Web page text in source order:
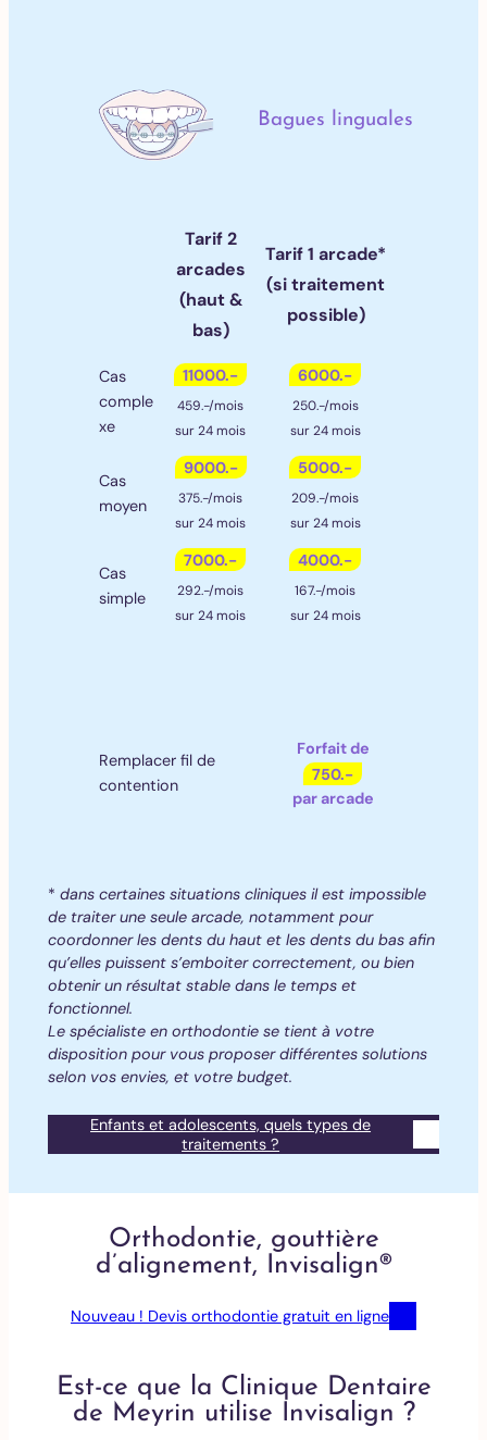
Bagues linguales
Tarif 2
arcades
(haut &
bas)
Tarif 1 arcade*
(si traitement
possible)
Cas
comple
xe
11000.-
459.-/mois
sur 24 mois
6000.-
250.-/mois
sur 24 mois
Cas
moyen
9000.-
375.-/mois
sur 24 mois
5000.-
209.-/mois
sur 24 mois
Cas
simple
7000.-
292.-/mois
sur 24 mois
4000.-
167.-/mois
sur 24 mois
Remplacer fil de
contention
Forfait de
750.-
par arcade
* dans certaines situations cliniques il est impossible
de traiter une seule arcade, notamment pour
coordonner les dents du haut et les dents du bas afin
qu’elles puissent s’emboiter correctement, ou bien
obtenir un résultat stable dans le temps et
fonctionnel.
Le spécialiste en orthodontie se tient à votre
disposition pour vous proposer différentes solutions
selon vos envies, et votre budget.
Enfants et adolescents, quels types de
traitements ?
Orthodontie, gouttière
d’alignement, Invisalign®
Nouveau ! Devis orthodontie gratuit en ligne
Est-ce que la Clinique Dentaire
de Meyrin utilise Invisalign ?